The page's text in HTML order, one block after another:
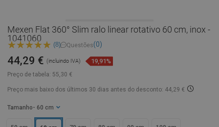
Mexen Flat 360° Slim ralo linear rotativo 60 cm, inox -
1041060
(8) Questões(0)
Preço de tabela: 55,30 €
44,29 € (incluindo IVA) 19,91%
Preço mais baixo dos últimos 30 dias antes do desconto: 44,29 €
Tamanho - 60 cm